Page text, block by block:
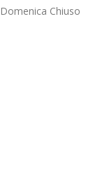
Domenica Chiuso